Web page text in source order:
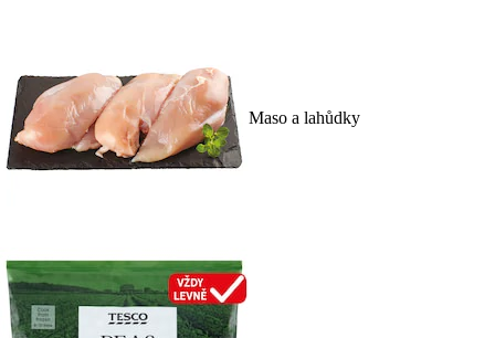
Maso a lahůdky